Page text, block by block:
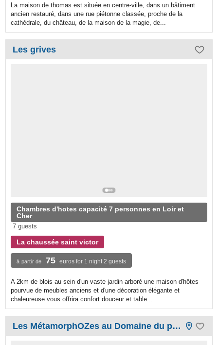
La maison de thomas est située en centre-ville, dans un bâtiment
ancien restauré, dans une rue piétonne classée, proche de la
cathédrale, du château, de la maison de la magie, de...
Les grives
Chambres d'hotes capacité 7 personnes en Loir et
Cher
7 guests
La chaussée saint victor
à partir de 75 euros for 1 night 2 guests
A 2km de blois au sein d'un vaste jardin arboré une maison d'hôtes
pourvue de meubles anciens et d'une décoration élégante et
chaleureuse vous offrira confort douceur et table...
Les MétamorphOZes au Domaine du prieuré